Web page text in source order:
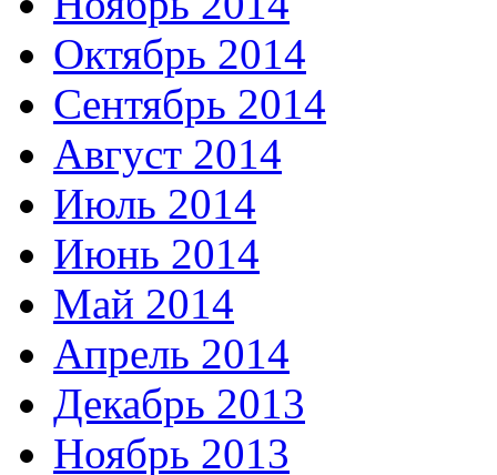
Октябрь 2014
Сентябрь 2014
Август 2014
Июль 2014
Июнь 2014
Май 2014
Апрель 2014
Декабрь 2013
Ноябрь 2013